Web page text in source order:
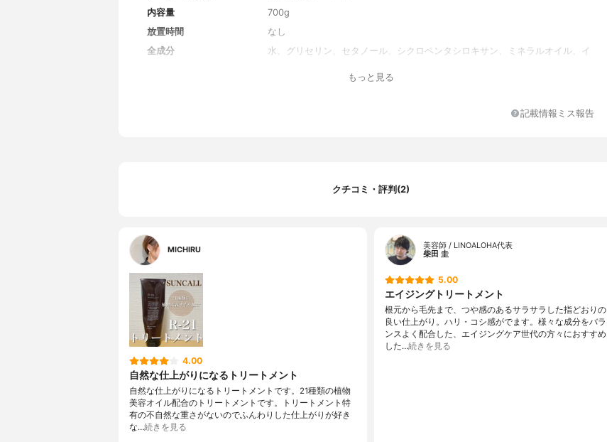
内容量
700g
放置時間
なし
全成分
水、グリセリン、セタノール、シクロペンタシロキサン、ミネラルオイル、イ
ピルトリモニウム加水分解ケラチン(羊毛)、(ヒドロキシメチルシリルプロポキ
ス、クララ根エキス、チャエキス、ソウハクヒエキス、ベニバナエキス、オノ
水添ココグリセル、ステアリルトリモニウムクロリド、イソプラパノール、B
もっと見る
記載情報ミス報告
クチコミ・評判(2)
MICHIRU
4.00
自然な仕上がりになるトリートメント
自然な仕上がりになるトリートメントです。21種類の植物
美容オイル配合のトリートメントです。トリートメント特
有の不自然な重さがないのでふんわりした仕上がりが好き
な…続きを見る
美容師 / LINOALOHA代表
柴田 圭
5.00
エイジングトリートメント
根元から毛先まで、つや感のあるサラサラした指どおりの
良い仕上がり。ハリ・コシ感がでます。様々な成分をバラ
ンスよく配合した、エイジングケア世代の方々におすすめ
した…続きを見る